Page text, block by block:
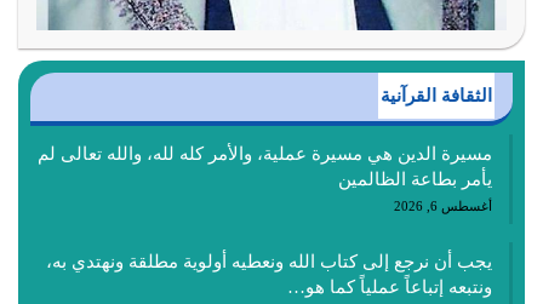
الثقافة القرآنية
مسيرة الدين هي مسيرة عملية، والأمر كله لله، والله تعالى لم
يأمر بطاعة الظالمين
أغسطس 6, 2026
يجب أن نرجع إلى كتاب الله ونعطيه أولوية مطلقة ونهتدي به،
ونتبعه إتباعاً عملياً كما هو…